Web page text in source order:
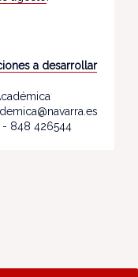
a desarrollar
848 426544